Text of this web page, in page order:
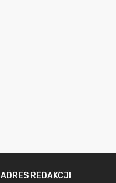
ADRES REDAKCJI